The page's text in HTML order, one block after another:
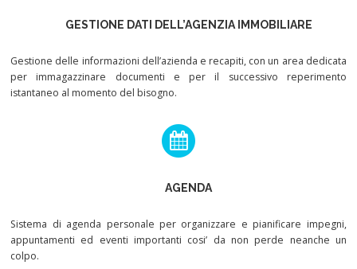
GESTIONE DATI DELL’AGENZIA IMMOBILIARE
Gestione delle informazioni dell’azienda e recapiti, con un area dedicata
per immagazzinare documenti e per il successivo reperimento
istantaneo al momento del bisogno.
AGENDA
Sistema di agenda personale per organizzare e pianificare impegni,
appuntamenti ed eventi importanti cosi’ da non perde neanche un
colpo.